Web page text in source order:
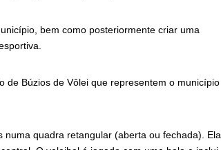
bem como posteriormente criar uma
de Búzios de Vôlei que representem o município
quadra retangular (aberta ou fechada). Ela